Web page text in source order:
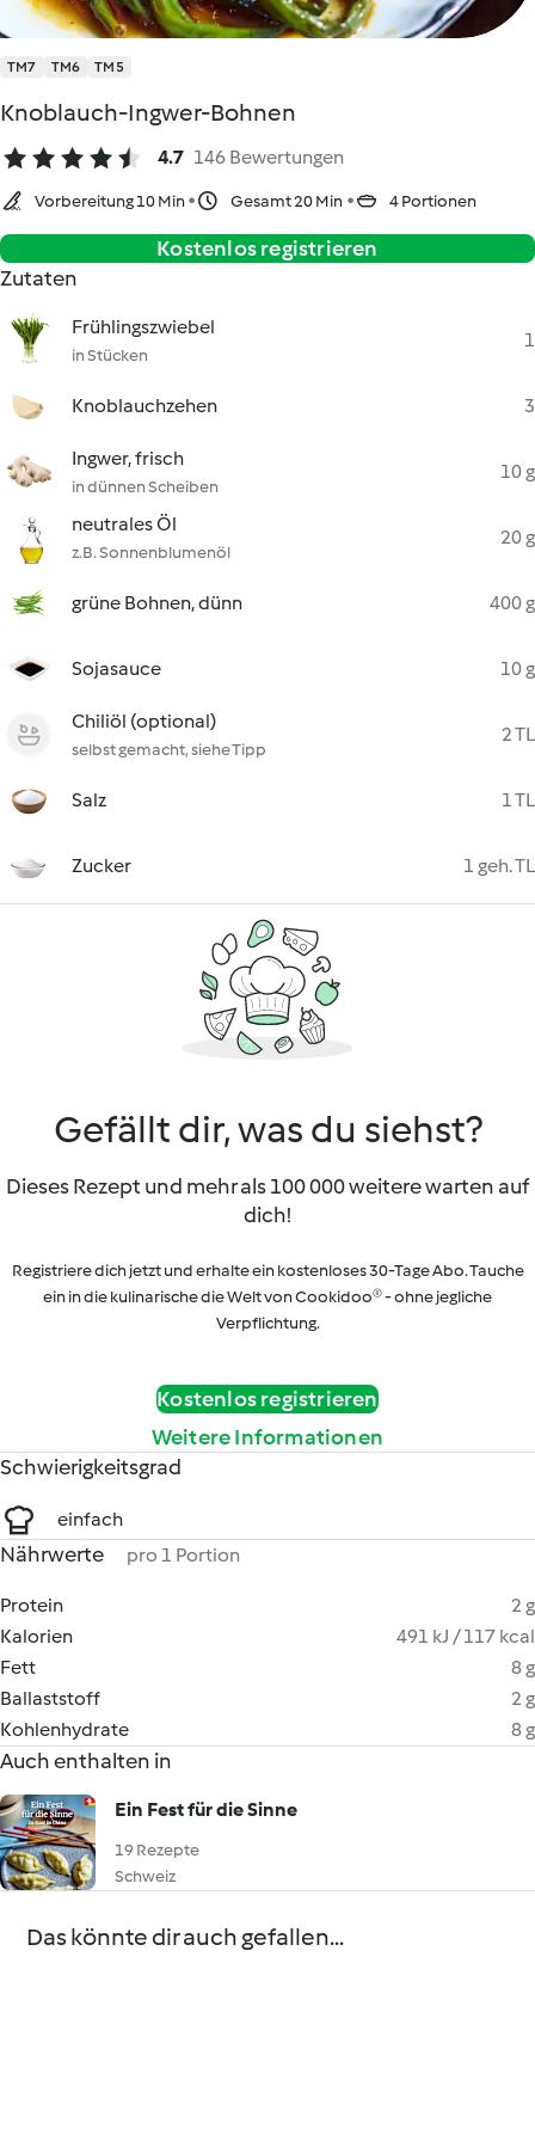
TM7 TM6 TM5
Knoblauch-Ingwer-Bohnen
4.7 146 Bewertungen
Vorbereitung 10 Min Gesamt 20 Min 4 Portionen
Kostenlos registrieren
Zutaten
Frühlingszwiebel
in Stücken
1
Knoblauchzehen 3
Ingwer, frisch
in dünnen Scheiben
10 g
neutrales Öl
z.B. Sonnenblumenöl
20 g
grüne Bohnen, dünn 400 g
Sojasauce 10 g
Chiliöl (optional)
selbst gemacht, siehe Tipp
2 TL
Salz 1 TL
Zucker 1 geh. TL
Gefällt dir, was du siehst?
Dieses Rezept und mehr als 100 000 weitere warten auf
dich!
Registriere dich jetzt und erhalte ein kostenloses 30-Tage Abo. Tauche
ein in die kulinarische die Welt von Cookidoo® - ohne jegliche
Verpflichtung.
Kostenlos registrieren
Weitere Informationen
Schwierigkeitsgrad
einfach
Nährwerte pro 1 Portion
Protein
2 g
Kalorien
491 kJ / 117 kcal
Fett
8 g
Ballaststoff
2 g
Kohlenhydrate
8 g
Auch enthalten in
Ein Fest für die Sinne
19 Rezepte
Schweiz
Das könnte dir auch gefallen...